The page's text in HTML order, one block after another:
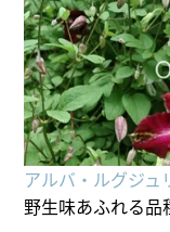
アルバ・ルグジュ
野生味あふれる